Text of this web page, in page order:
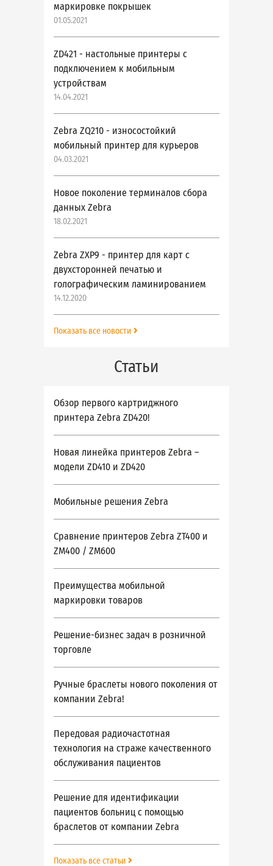
маркировке покрышек
01.05.2021
ZD421 - настольные принтеры с
подключением к мобильным
устройствам
14.04.2021
Zebra ZQ210 - износостойкий
мобильный принтер для курьеров
04.03.2021
Новое поколение терминалов сбора
данных Zebra
18.02.2021
Zebra ZXP9 - принтер для карт с
двухсторонней печатью и
голографическим ламинированием
14.12.2020
Показать все новости
Статьи
Обзор первого картриджного
принтера Zebra ZD420!
Новая линейка принтеров Zebra –
модели ZD410 и ZD420
Мобильные решения Zebra
Сравнение принтеров Zebra ZT400 и
ZM400 / ZM600
Преимущества мобильной
маркировки товаров
Решение-бизнес задач в розничной
торговле
Ручные браслеты нового поколения от
компании Zebra!
Передовая радиочастотная
технология на страже качественного
обслуживания пациентов
Решение для идентификации
пациентов больниц с помощью
браслетов от компании Zebra
Показать все статьи